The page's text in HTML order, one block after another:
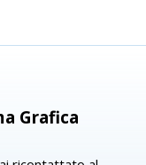
Grafica